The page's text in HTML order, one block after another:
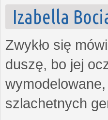
Izabella
Zwykło się
duszę, bo jej
szlachetnych